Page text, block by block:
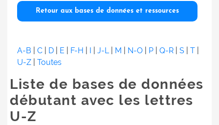
Retour aux bases de données et ressources
A-B C D E F-H I J-L| M N-O P Q-R S T
U-Z
Toutes
Liste de bases de données
débutant avec les lettres
U-Z